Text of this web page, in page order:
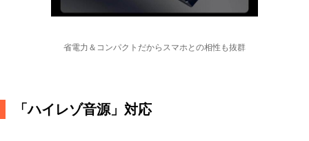
省電力＆コンパクトだからスマホとの相性も抜群
「ハイレゾ音源」対応